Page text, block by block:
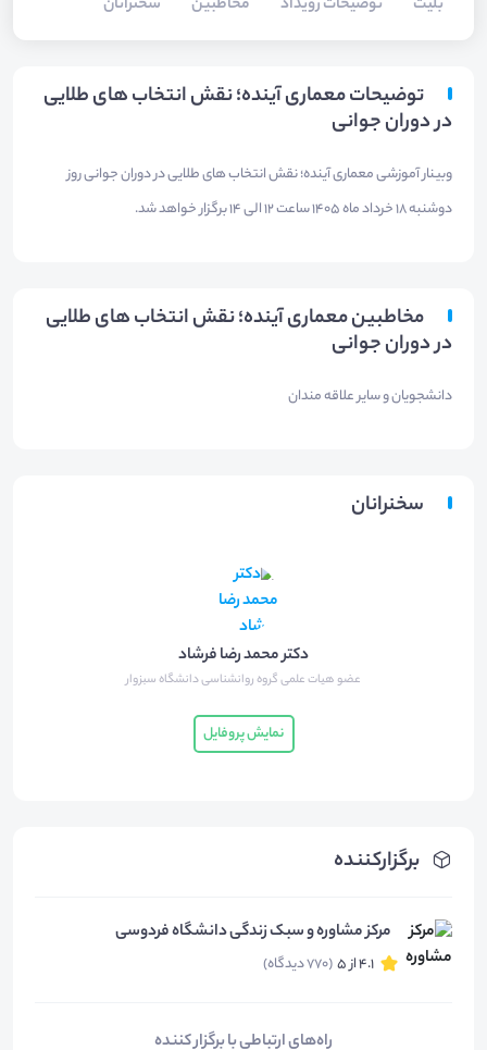
برگزارکننده
مرکز مشاوره و سبک زندگی دانشگاه فردوسی
4.1 از 5 (770 دیدگاه)
راه‌های ارتباطی با برگزار کننده
بلیت‌ توضیحات رویداد مخاطبین سخنرانان
توضیحات معماری آینده؛ نقش انتخاب های طلایی
در دوران جوانی
وبینار آموزشی معماری آینده؛ نقش انتخاب های طلایی در دوران جوانی روز
دوشنبه 18 خرداد ماه 1405 ساعت 12 الی 14 برگزار خواهد شد.
مخاطبین معماری آینده؛ نقش انتخاب های طلایی
در دوران جوانی
دانشجویان و سایر علاقه مندان
سخنرانان
دکتر محمد رضا فرشاد
عضو هیات علمی گروه روانشناسی دانشگاه سبزوار
نمایش پروفایل